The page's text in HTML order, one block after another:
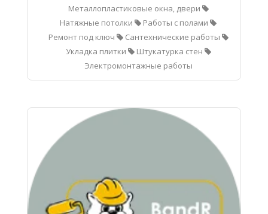
Металлопластиковые окна, двери
Натяжные потолки
Работы с полами
Ремонт под ключ
Сантехнические работы
Укладка плитки
Штукатурка стен
Электромонтажные работы